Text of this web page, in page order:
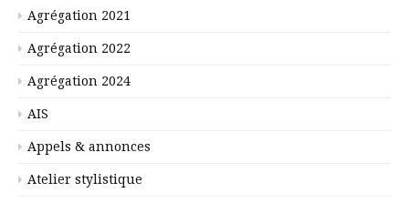
Agrégation 2021
Agrégation 2022
Agrégation 2024
AIS
Appels & annonces
Atelier stylistique